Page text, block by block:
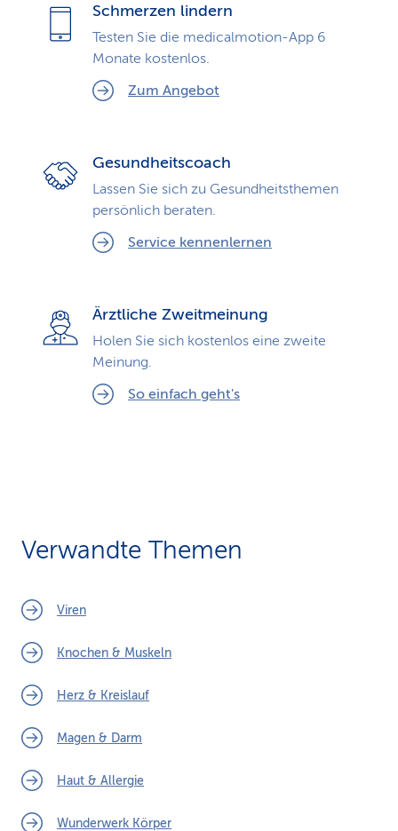
Schmerzen lindern
Testen Sie die medicalmotion-App 6
Monate kostenlos.
Zum Angebot
Gesundheitscoach
Lassen Sie sich zu Gesundheits­themen
persönlich beraten.
Service kennenlernen
Ärztliche Zweitmeinung
Holen Sie sich kostenlos eine zweite
Meinung.
So einfach geht's
Verwandte Themen
Viren
Knochen & Muskeln
Herz & Kreislauf
Magen & Darm
Haut & Allergie
Wunderwerk Körper